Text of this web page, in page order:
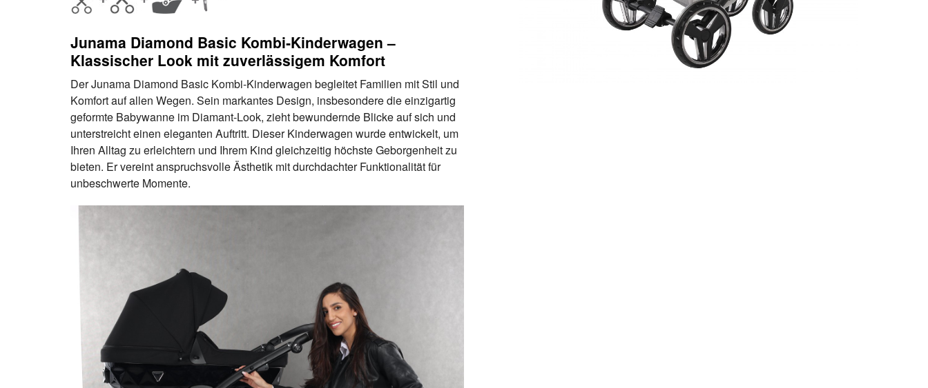
Junama Diamond Basic Kombi‑Kinderwagen –
Klassischer Look mit zuverlässigem Komfort
Der Junama Diamond Basic Kombi-Kinderwagen begleitet Familien mit Stil und
Komfort auf allen Wegen. Sein markantes Design, insbesondere die einzigartig
geformte Babywanne im Diamant-Look, zieht bewundernde Blicke auf sich und
unterstreicht einen eleganten Auftritt. Dieser Kinderwagen wurde entwickelt, um
Ihren Alltag zu erleichtern und Ihrem Kind gleichzeitig höchste Geborgenheit zu
bieten. Er vereint anspruchsvolle Ästhetik mit durchdachter Funktionalität für
unbeschwerte Momente.